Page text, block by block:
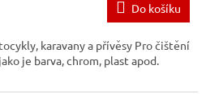
Do košíku
karavany a přívěsy Pro čištění
je barva, chrom, plast apod.